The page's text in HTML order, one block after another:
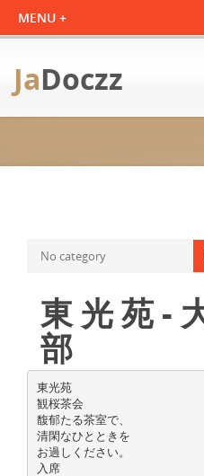
JaDoczz
No category
東 光 苑 -
部
東光苑
観桜茶会
馥郁たる茶室で、
清閑なひとときを
お過しください。
入席